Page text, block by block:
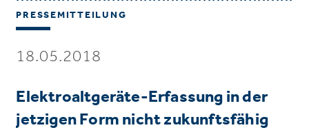
PRESSEMITTEILUNG
18.05.2018
Elektroaltgeräte-Erfassung in der
jetzigen Form nicht zukunftsfähig